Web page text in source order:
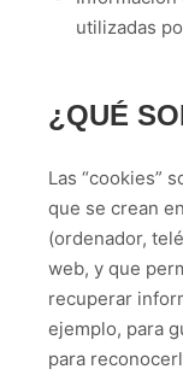
utilizadas
¿QUÉ
Las “cookies”
que se crean
(ordenador,
web, y que
recuperar
ejemplo, para
para